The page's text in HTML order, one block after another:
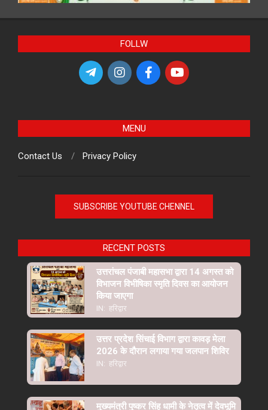
FOLLW
MENU
Contact Us Privacy Policy
SUBSCRIBE YOUTUBE CHENNEL
RECENT POSTS
उत्तरांचल पंजाबी महासभा द्वारा 14 अगस्त को
विभाजन विभीषिका स्मृति दिवस का आयोजन
किया जाएगा
IN: हरिद्वार
उत्तर प्रदेश सिंचाई विभाग द्वारा कावड़ मेला
2026 के दौरान लगाया गया जलपान शिविर
IN: हरिद्वार
मुख्यमंत्री पुष्कर सिंह धामी के नेतृत्व में देवभूमि